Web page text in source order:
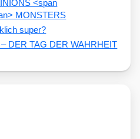
<span
MONSTERS
super?
DER TAG DER WAHRHEIT